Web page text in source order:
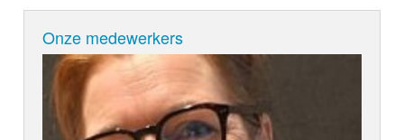
Onze medewerkers